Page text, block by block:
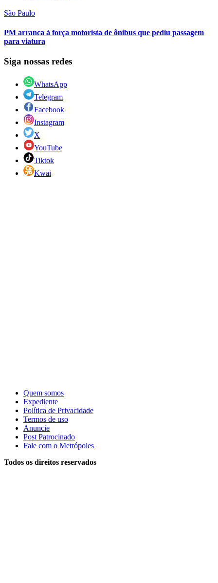
São Paulo
PM arranca à força motorista de ônibus que pediu passagem
para viatura
Siga nossas redes
WhatsApp
Telegram
Facebook
Instagram
X
YouTube
Tiktok
Kwai
Quem somos
Expediente
Política de Privacidade
Termos de uso
Anuncie
Post Patrocinado
Fale com o Metrópoles
Todos os direitos reservados